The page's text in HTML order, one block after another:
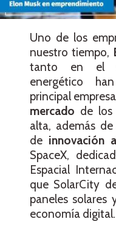
Uno de los
nuestro tiempo,
tanto en el
energético
principal
mercado de los
alta, además
de innovación
SpaceX,
Espacial
que SolarCity
paneles solares
economía digital.